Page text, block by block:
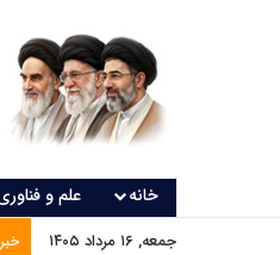
خانه علم و
جمعه, ۱۶ مرداد ۱۴۰۵